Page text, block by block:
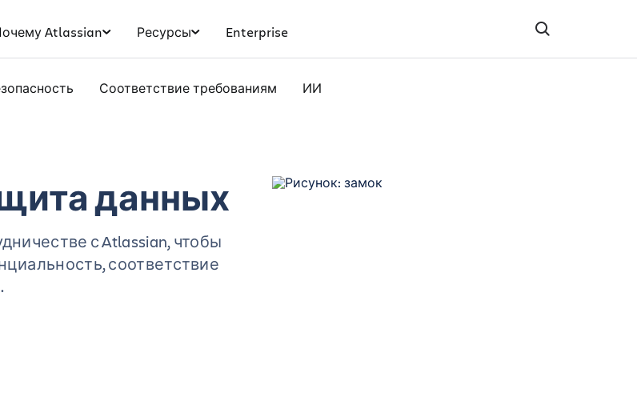
Atlassian Ресурсы Enterprise
Соответствие требованиям ИИ
данных
с Atlassian, чтобы
соответствие